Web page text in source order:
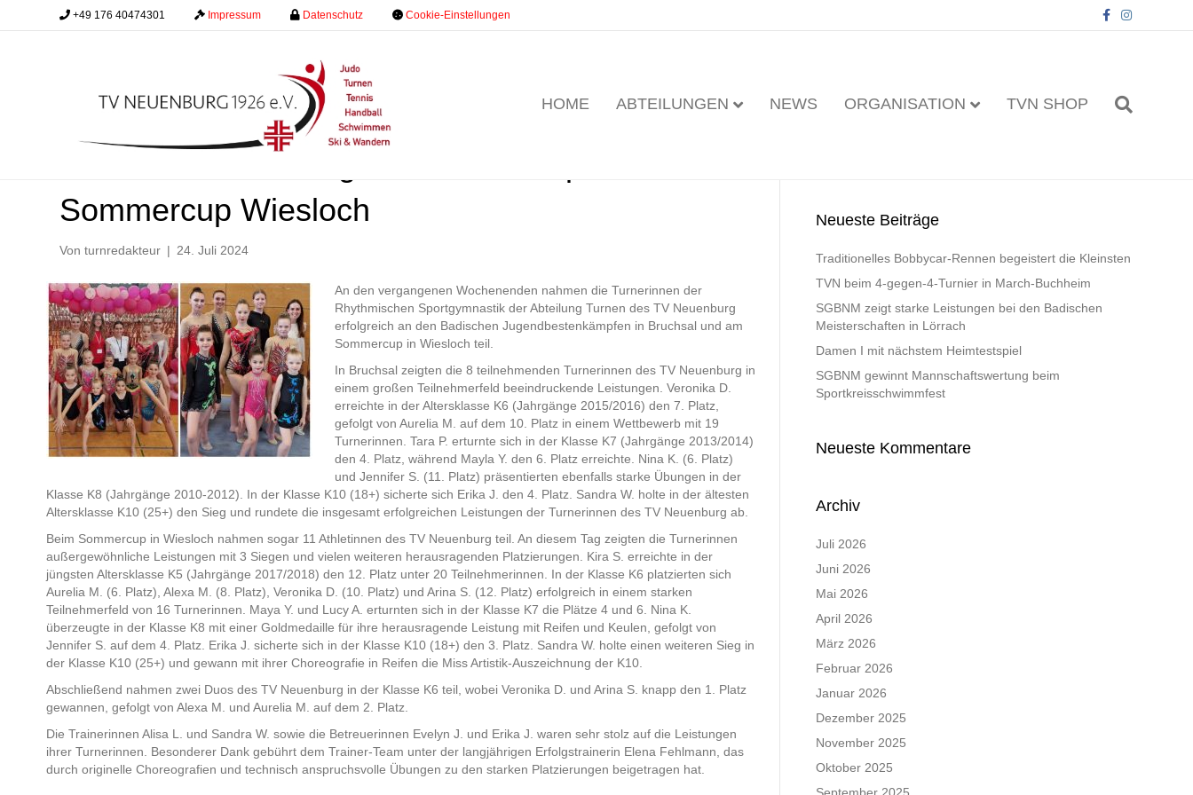
+49 176 40474301 Impressum Datenschutz Cookie-Einstellungen
c
I
s
a
m
HOME ABTEILUNGEN NEWS ORGANISATION TVN SHOP
Sommercup Wiesloch
Vonturnredakteur | 24. Juli 2024
An den vergangenen Wochenenden nahmen die Turnerinnen der
Rhythmischen Sportgymnastik der Abteilung Turnen des TV Neuenburg
erfolgreich an den Badischen Jugendbestenkämpfen in Bruchsal und am
Sommercup in Wiesloch teil.
In Bruchsal zeigten die 8 teilnehmenden Turnerinnen des TV Neuenburg in
einem großen Teilnehmerfeld beeindruckende Leistungen. Veronika D.
erreichte in der Altersklasse K6 (Jahrgänge 2015/2016) den 7. Platz,
gefolgt von Aurelia M. auf dem 10. Platz in einem Wettbewerb mit 19
Turnerinnen. Tara P. erturnte sich in der Klasse K7 (Jahrgänge 2013/2014)
den 4. Platz, während Mayla Y. den 6. Platz erreichte. Nina K. (6. Platz)
und Jennifer S. (11. Platz) präsentierten ebenfalls starke Übungen in der
Klasse K8 (Jahrgänge 2010-2012). In der Klasse K10 (18+) sicherte sich Erika J. den 4. Platz. Sandra W. holte in der ältesten
Altersklasse K10 (25+) den Sieg und rundete die insgesamt erfolgreichen Leistungen der Turnerinnen des TV Neuenburg ab.
Beim Sommercup in Wiesloch nahmen sogar 11 Athletinnen des TV Neuenburg teil. An diesem Tag zeigten die Turnerinnen
außergewöhnliche Leistungen mit 3 Siegen und vielen weiteren herausragenden Platzierungen. Kira S. erreichte in der
jüngsten Altersklasse K5 (Jahrgänge 2017/2018) den 12. Platz unter 20 Teilnehmerinnen. In der Klasse K6 platzierten sich
Aurelia M. (6. Platz), Alexa M. (8. Platz), Veronika D. (10. Platz) und Arina S. (12. Platz) erfolgreich in einem starken
Teilnehmerfeld von 16 Turnerinnen. Maya Y. und Lucy A. erturnten sich in der Klasse K7 die Plätze 4 und 6. Nina K.
überzeugte in der Klasse K8 mit einer Goldmedaille für ihre herausragende Leistung mit Reifen und Keulen, gefolgt von
Jennifer S. auf dem 4. Platz. Erika J. sicherte sich in der Klasse K10 (18+) den 3. Platz. Sandra W. holte einen weiteren Sieg in
der Klasse K10 (25+) und gewann mit ihrer Choreografie in Reifen die Miss Artistik-Auszeichnung der K10.
Abschließend nahmen zwei Duos des TV Neuenburg in der Klasse K6 teil, wobei Veronika D. und Arina S. knapp den 1. Platz
gewannen, gefolgt von Alexa M. und Aurelia M. auf dem 2. Platz.
Die Trainerinnen Alisa L. und Sandra W. sowie die Betreuerinnen Evelyn J. und Erika J. waren sehr stolz auf die Leistungen
ihrer Turnerinnen. Besonderer Dank gebührt dem Trainer-Team unter der langjährigen Erfolgstrainerin Elena Fehlmann, das
durch originelle Choreografien und technisch anspruchsvolle Übungen zu den starken Platzierungen beigetragen hat.
Neueste Beiträge
Traditionelles Bobbycar-Rennen begeistert die Kleinsten
TVN beim 4-gegen-4-Turnier in March-Buchheim
SGBNM zeigt starke Leistungen bei den Badischen
Meisterschaften in Lörrach
Damen I mit nächstem Heimtestspiel
SGBNM gewinnt Mannschaftswertung beim
Sportkreisschwimmfest
Neueste Kommentare
Archiv
Juli 2026
Juni 2026
Mai 2026
April 2026
März 2026
Februar 2026
Januar 2026
Dezember 2025
November 2025
Oktober 2025